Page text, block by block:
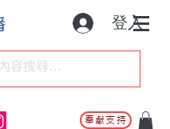
登入
奉獻支持